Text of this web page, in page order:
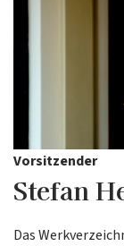
Vorsitzender
Stefan
Das